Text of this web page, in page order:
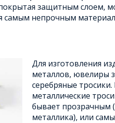
защитным слоем,
самым непрочным
Для изготовления
металлов, ювелиры
серебряные
металлические
бывает прозрачным
металлика), или